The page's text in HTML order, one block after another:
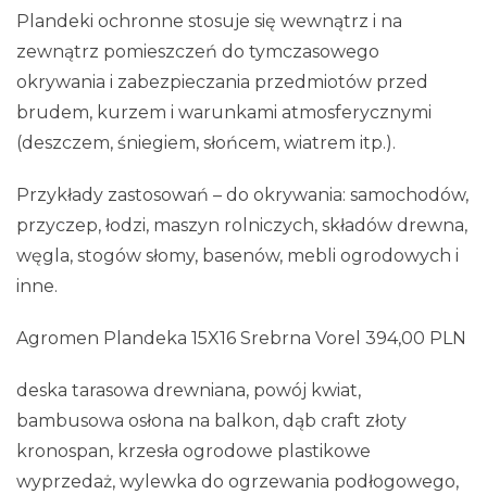
Plandeki ochronne stosuje się wewnątrz i na
zewnątrz pomieszczeń do tymczasowego
okrywania i zabezpieczania przedmiotów przed
brudem, kurzem i warunkami atmosferycznymi
(deszczem, śniegiem, słońcem, wiatrem itp.).
Przykłady zastosowań – do okrywania: samochodów,
przyczep, łodzi, maszyn rolniczych, składów drewna,
węgla, stogów słomy, basenów, mebli ogrodowych i
inne.
Agromen Plandeka 15X16 Srebrna Vorel 394,00 PLN
deska tarasowa drewniana, powój kwiat,
bambusowa osłona na balkon, dąb craft złoty
kronospan, krzesła ogrodowe plastikowe
wyprzedaż, wylewka do ogrzewania podłogowego,